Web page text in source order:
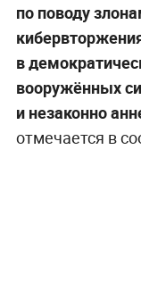
по поводу
в
вооружённых
и незаконно
отмечается в